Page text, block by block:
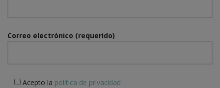
Correo electrónico (requerido)
Acepto la política de privacidad